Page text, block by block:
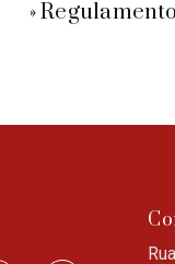
»